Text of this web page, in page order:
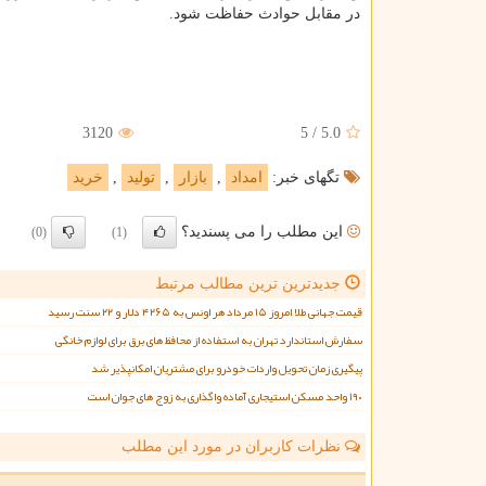
در مقابل حوادث حفاظت شود.
5.0
/
5
3120
تگهای خبر: امداد , بازار , تولید , خرید
این مطلب را می پسندید؟ (1)
(0)
جدیدترین ترین مطالب مرتبط
قیمت جهانی طلا امروز ۱۵ مرداد هر اونس به ۴۲۶۵ دلار و ۲۲ سنت رسید
سفارش استاندارد تهران به استفاده از محافظ های برق برای لوازم خانگی
پیگیری زمان تحویل واردات خودرو برای مشتریان امکانپذیر شد
۱۹۰ واحد مسکن استیجاری آماده واگذاری به زوج های جوان است
نظرات کاربران در مورد این مطلب